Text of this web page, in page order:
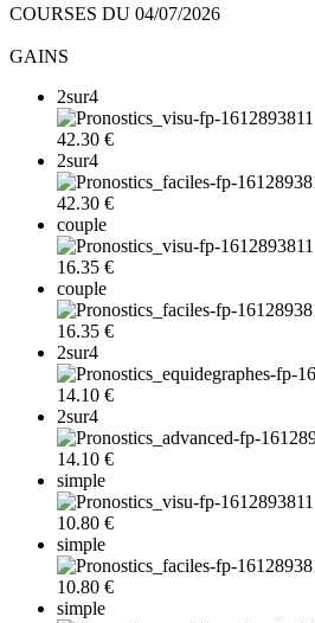
COURSES DU 04/07/2026
GAINS
2sur4
42.30 €
2sur4
42.30 €
couple
16.35 €
couple
16.35 €
2sur4
14.10 €
2sur4
14.10 €
simple
10.80 €
simple
10.80 €
simple